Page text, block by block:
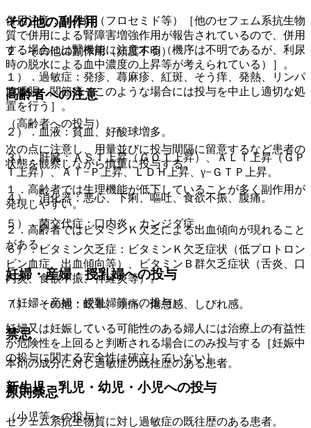
併用注意：利尿剤（フロセミド等）［他のセフェム系抗生物
質で併用による腎障害増強作用が報告されているので、併用
する場合には腎機能に注意する（機序は不明であるが、利尿
時の脱水による血中濃度の上昇等が考えられている）］。
高齢者への注意
（高齢者への投与）
次の点に注意し、用量並びに投与間隔に留意するなど患者の
状態を観察しながら慎重に投与する。
１．高齢者では生理機能が低下していることが多く副作用が
発現しやすい。
２．高齢者ではビタミンＫ欠乏による出血傾向が現れること
がある。
妊婦・産婦・授乳婦への投与
（妊婦・産婦・授乳婦等への投与）
妊婦又は妊娠している可能性のある婦人には治療上の有益性
が危険性を上回ると判断される場合にのみ投与する［妊娠中
の投与に関する安全性は確立していない］。
新生児・乳児・幼児・小児への投与
（小児等への投与）
その他の副作用
２．その他の副作用（頻度不明）
１）．過敏症：発疹、蕁麻疹、紅斑、そう痒、発熱、リンパ
腺腫脹、関節痛［このような場合には投与を中止し適切な処
置を行う］。
２）．血液：貧血、好酸球増多。
３）．肝臓：ＡＳＴ上昇（ＧＯＴ上昇）、ＡＬＴ上昇（ＧＰ
Ｔ上昇）、Ａｌ−Ｐ上昇、ＬＤＨ上昇、γ−ＧＴＰ上昇。
４）．消化器：悪心、下痢、嘔吐、食欲不振、腹痛。
５）．菌交代症：口内炎、カンジダ症。
６）．ビタミン欠乏症：ビタミンＫ欠乏症状（低プロトロン
ビン血症、出血傾向等）、ビタミンＢ群欠乏症状（舌炎、口
内炎、食欲不振、神経炎等）。
７）．その他：眩暈、頭痛、倦怠感、しびれ感。
禁忌
本剤の成分に対し過敏症の既往歴のある患者。
原則禁忌
セフェム系抗生物質に対し過敏症の既往歴のある患者。